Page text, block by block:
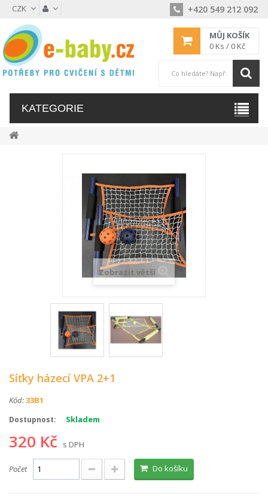
CZK +420 549 212 092
MŮJ KOŠÍK
0 Ks / 0 Kč
KATEGORIE
Zobrazit větší
Síťky házecí VPA 2+1
Kód:33B1
Dostupnost: Skladem
320 Kč s DPH
Počet Do košíku